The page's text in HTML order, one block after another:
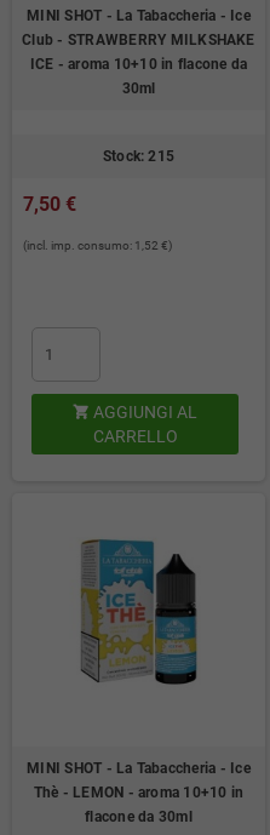
MINI SHOT - La Tabaccheria - Ice
Club - STRAWBERRY MILKSHAKE
ICE - aroma 10+10 in flacone da
30ml
Stock: 215
7,50 €
(incl. imp. consumo: 1,52 €)
 AGGIUNGI AL
CARRELLO
MINI SHOT - La Tabaccheria - Ice
Thè - LEMON - aroma 10+10 in
flacone da 30ml